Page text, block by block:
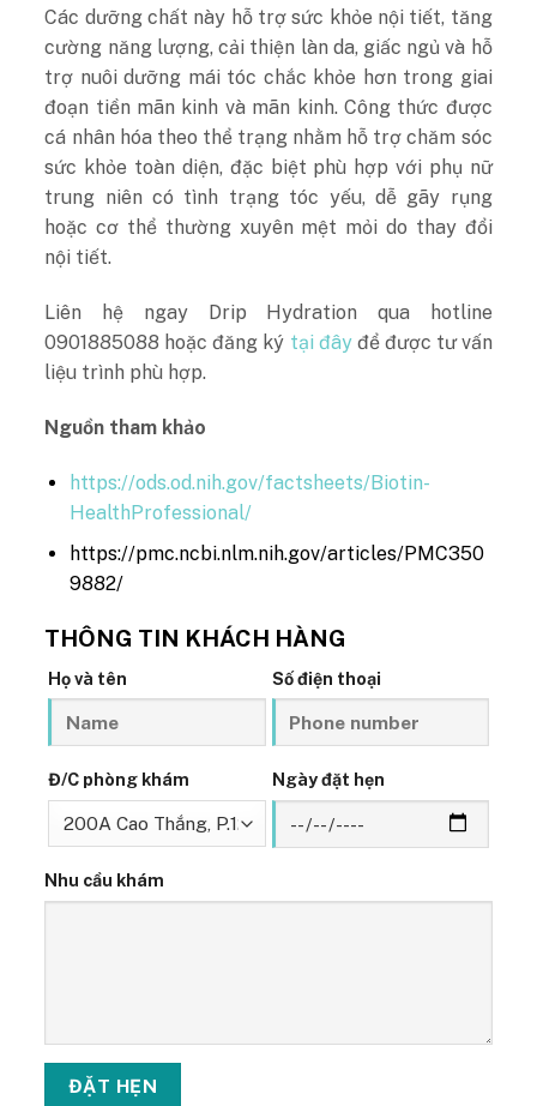
Các dưỡng chất này hỗ trợ sức khỏe nội tiết, tăng
cường năng lượng, cải thiện làn da, giấc ngủ và hỗ
trợ nuôi dưỡng mái tóc chắc khỏe hơn trong giai
đoạn tiền mãn kinh và mãn kinh. Công thức được
cá nhân hóa theo thể trạng nhằm hỗ trợ chăm sóc
sức khỏe toàn diện, đặc biệt phù hợp với phụ nữ
trung niên có tình trạng tóc yếu, dễ gãy rụng
hoặc cơ thể thường xuyên mệt mỏi do thay đổi
nội tiết.
Liên hệ ngay Drip Hydration qua hotline
0901885088 hoặc đăng ký tại đâyđể được tư vấn
liệu trình phù hợp.
Nguồn tham khảo
https://ods.od.nih.gov/factsheets/Biotin-
HealthProfessional/
https://pmc.ncbi.nlm.nih.gov/articles/PMC350
9882/
THÔNG TIN KHÁCH HÀNG
Họ và tên Số điện thoại
Đ/C phòng khám Ngày đặt hẹn
Nhu cầu khám